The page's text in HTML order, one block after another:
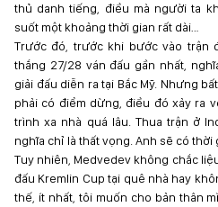
thủ danh tiếng, điều mà người ta
suốt một khoảng thời gian rất dài…
Trước đó, trước khi bước vào trận
thắng 27/28 ván đấu gần nhất,
giải đấu diễn ra tại Bắc Mỹ. Nhưng
phải có điểm dừng, điều đó xảy ra
trình xa nhà quá lâu. Thua trận ở
nghĩa chỉ là thất vọng. Anh sẽ có thời
Tuy nhiên, Medvedev không chắc
đấu Kremlin Cup tại quê nhà hay
thế, ít nhất, tôi muốn cho bản thân